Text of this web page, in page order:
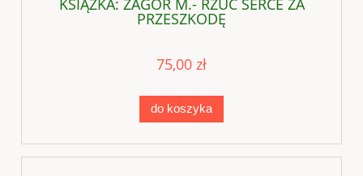
KSIĄŻKA: ZAGOR M.- RZUĆ SERCE ZA
PRZESZKODĘ
75,00 zł
do koszyka